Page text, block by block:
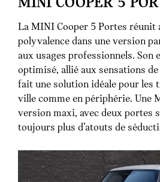
MINI COOPER 5
La MINI Cooper 5 Portes réunit
polyvalence dans une version
aux usages professionnels. Son
optimisé, allié aux sensations
fait une solution idéale pour les
ville comme en périphérie. Une
version maxi, avec deux portes
toujours plus d’atouts de